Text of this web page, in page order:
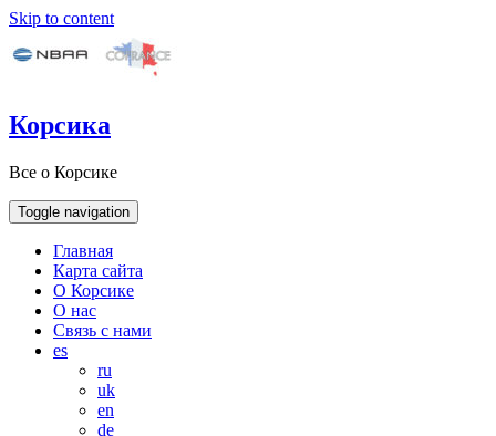
Skip to content
Корсика
Все о Корсике
Toggle navigation
Главная
Карта сайта
О Корсике
О нас
Связь с нами
es
ru
uk
en
de